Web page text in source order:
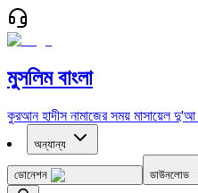
মুসলিম বাংলা
কুরআন হাদীস নামাজের সময় মাসায়েল দু'আ
অন্যান্য
ডোনেশন ডাউনলোড